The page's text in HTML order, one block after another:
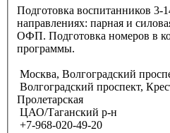
Подготовка воспитанников 3-
направлениях: парная и
ОФП. Подготовка номеров в
программы.
Москва, Волгоградский
Волгоградский проспект,
Пролетарская
ЦАО/Таганский р-н
+7-968-020-49-20